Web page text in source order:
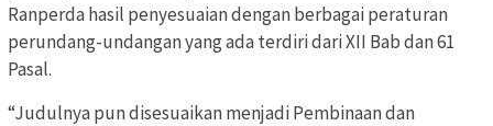
Ranperda hasil penyesuaian dengan berbagai peraturan
perundang-undangan yang ada terdiri dari XII Bab dan 61
Pasal.
“Judulnya pun disesuaikan menjadi Pembinaan dan